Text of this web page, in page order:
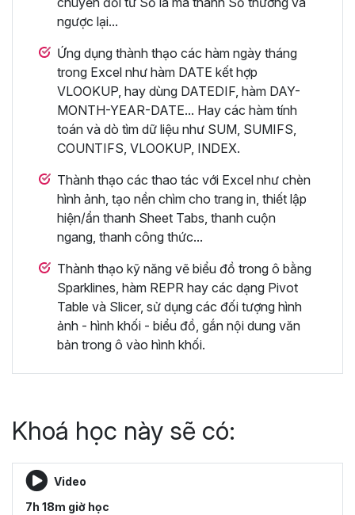
ngược lại...
Ứng dụng thành thạo các hàm ngày tháng
trong Excel như hàm DATE kết hợp
VLOOKUP, hay dùng DATEDIF, hàm DAY-
MONTH-YEAR-DATE... Hay các hàm tính
toán và dò tìm dữ liệu như SUM, SUMIFS,
COUNTIFS, VLOOKUP, INDEX.
Thành thạo các thao tác với Excel như chèn
hình ảnh, tạo nền chìm cho trang in, thiết lập
hiện/ẩn thanh Sheet Tabs, thanh cuộn
ngang, thanh công thức...
Thành thạo kỹ năng vẽ biểu đồ trong ô bằng
Sparklines, hàm REPR hay các dạng Pivot
Table và Slicer, sử dụng các đối tượng hình
ảnh - hình khối - biểu đồ, gắn nội dung văn
bản trong ô vào hình khối.
Khoá học này sẽ có:
Video
7h 18m giờ học